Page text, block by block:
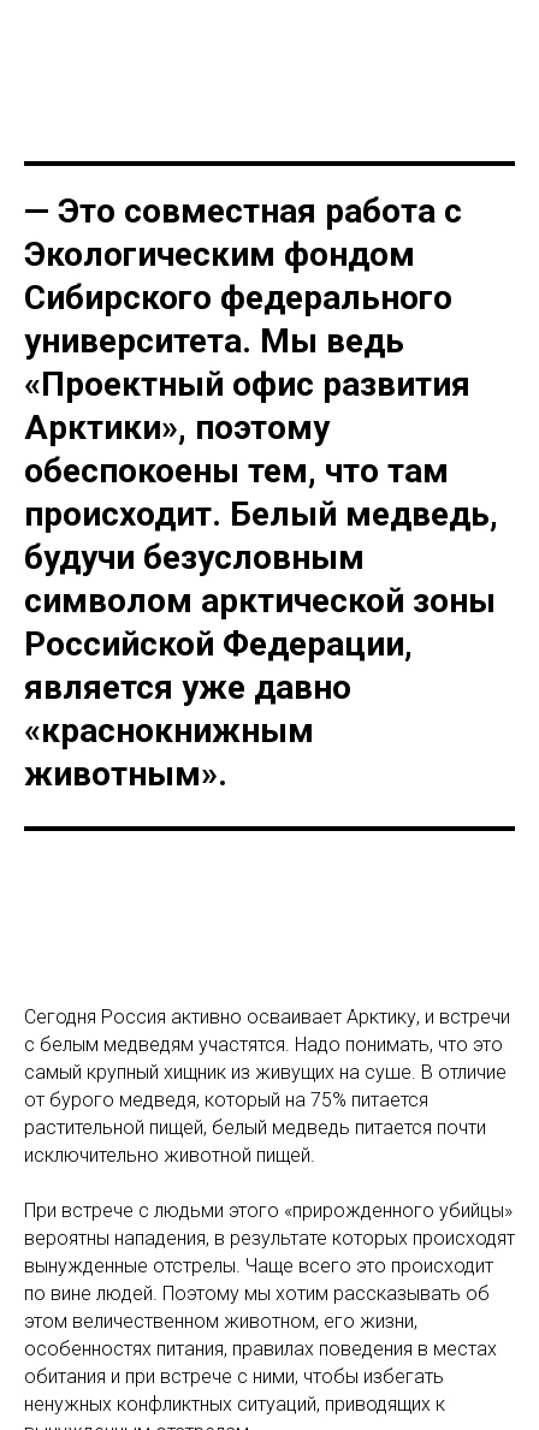
— Это совместная работа с
Экологическим фондом
Сибирского федерального
университета. Мы ведь
«Проектный офис развития
Арктики», поэтому
обеспокоены тем, что там
происходит. Белый медведь,
будучи безусловным
символом арктической зоны
Российской Федерации,
является уже давно
«краснокнижным
животным».
Сегодня Россия активно осваивает Арктику, и встречи
с белым медведям участятся. Надо понимать, что это
самый крупный хищник из живущих на суше. В отличие
от бурого медведя, который на 75% питается
растительной пищей, белый медведь питается почти
исключительно животной пищей.
При встрече с людьми этого «прирожденного убийцы»
вероятны нападения, в результате которых происходят
вынужденные отстрелы. Чаще всего это происходит
по вине людей. Поэтому мы хотим рассказывать об
этом величественном животном, его жизни,
особенностях питания, правилах поведения в местах
обитания и при встрече с ними, чтобы избегать
ненужных конфликтных ситуаций, приводящих к